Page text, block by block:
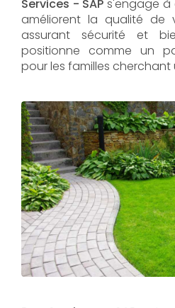
Services - SAPs'engage à
améliorent la qualité de
assurant sécurité et
positionne comme un
pour les familles cherchant